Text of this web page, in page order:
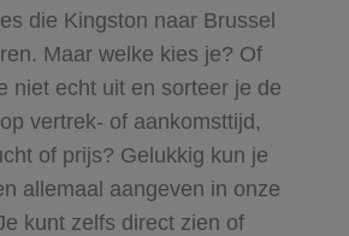
die Kingston naar Brussel
Maar welke kies je? Of
niet echt uit en sorteer je de
vertrek- of aankomsttijd,
of prijs? Gelukkig kun je
allemaal aangeven in onze
kunt zelfs direct zien of